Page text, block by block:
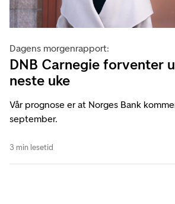
Dagens morgenrapport:
DNB Carnegie forventer
neste uke
Vår prognose er at Norges Bank
september.
3 min lesetid